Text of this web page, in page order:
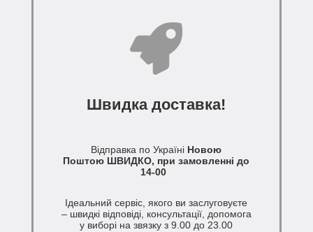
Швидка доставка!
Відправка по Україні Новою
Поштою ШВИДКО, при замовленні до
14-00
Ідеальний сервіс, якого ви заслуговуєте
– швидкі відповіді, консультації, допомога
у виборі на звязку з 9.00 до 23.00